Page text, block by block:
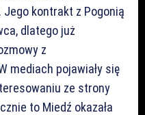
kontrakt z Pogonią
dlatego już
z
mediach pojawiały się
ze strony
to Miedź okazała